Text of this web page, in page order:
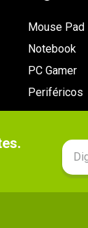
Mouse Pad
Notebook
PC Gamer
Periféricos